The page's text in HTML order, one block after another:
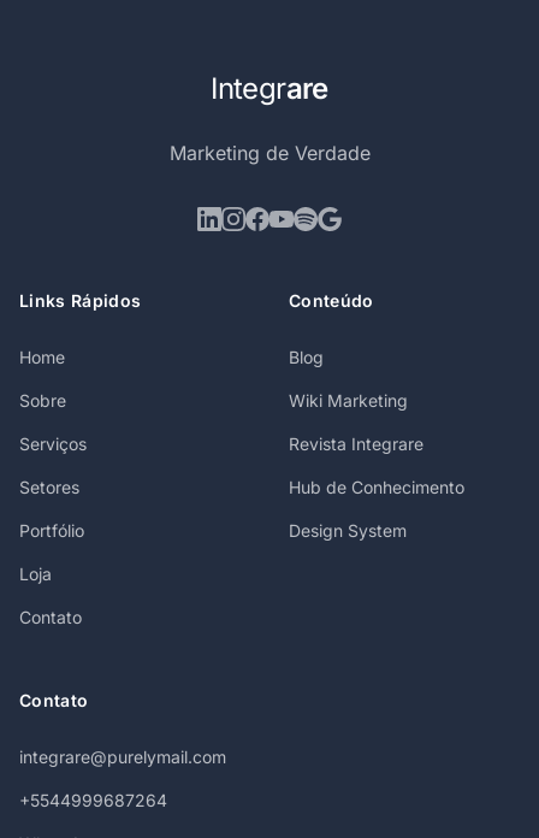
Integrare
Marketing de Verdade
Links Rápidos
Home
Sobre
Serviços
Setores
Portfólio
Loja
Contato
Conteúdo
Blog
Wiki Marketing
Revista Integrare
Hub de Conhecimento
Design System
Contato
integrare@purelymail.com
+5544999687264